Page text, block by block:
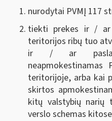
nurodytai PVMĮ 117
tiekti prekes ir / ar
teritorijos ribų tuo
ir / ar
teritorijoje, arba kai
skirtos
kitų valstybių narių
verslo schemas